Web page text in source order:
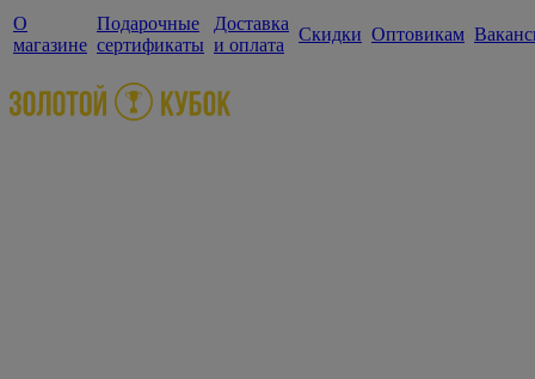
О
магазине
Подарочные
сертификаты
Доставка
и оплата
Скидки Оптовикам